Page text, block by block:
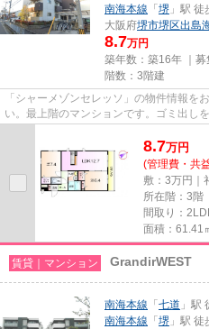
南海本線 「 堺 」駅
大阪府堺市堺区出島
8.7万円
築年数：築16年 ｜募
階数：3階建
「シャーメゾンセレッソ」の物件情報を
い。最上階のマンションです。ゴミ出し
8.7万円
(管理費・共
敷：3万円｜
所在階：3階
間取り：
面積：61.41
賃貸｜マンション GrandirWEST
南海本線 「 七道 」駅
南海本線 「 堺 」駅